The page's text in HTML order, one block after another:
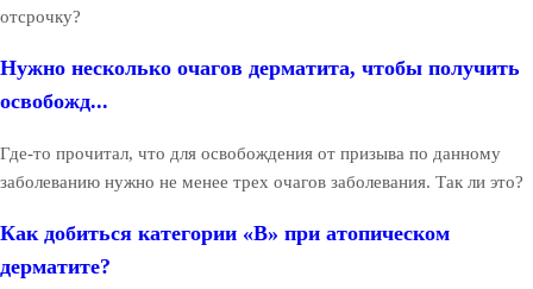
отсрочку?
Нужно несколько очагов дерматита, чтобы получить
освобожд...
Где-то прочитал, что для освобождения от призыва по данному
заболеванию нужно не менее трех очагов заболевания. Так ли это?
Как добиться категории «В» при атопическом
дерматите?